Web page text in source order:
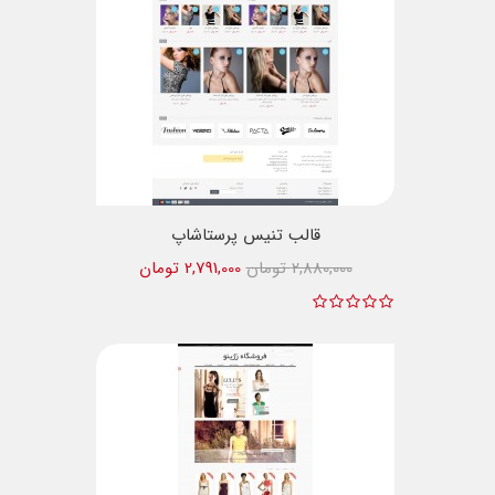
قالب تنیس پرستاشاپ
2,791,000 تومان
2,880,000 تومان